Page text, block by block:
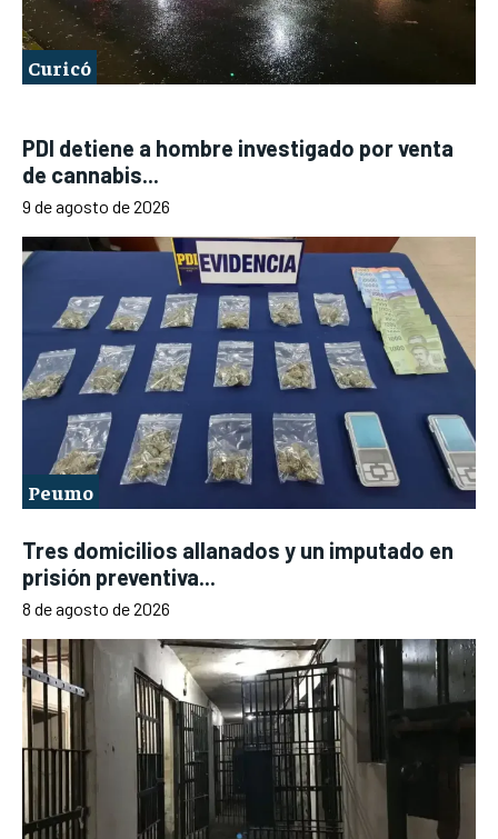
Curicó
PDI detiene a hombre investigado por venta
de cannabis...
9 de agosto de 2026
Peumo
Tres domicilios allanados y un imputado en
prisión preventiva...
8 de agosto de 2026